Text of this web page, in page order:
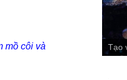
mồ côi và
Tạo